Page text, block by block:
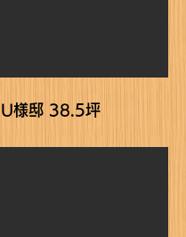
様邸 38.5坪